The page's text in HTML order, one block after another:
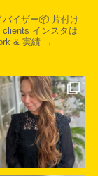
イザー📦片付け
clients インスタは
& 実績 →